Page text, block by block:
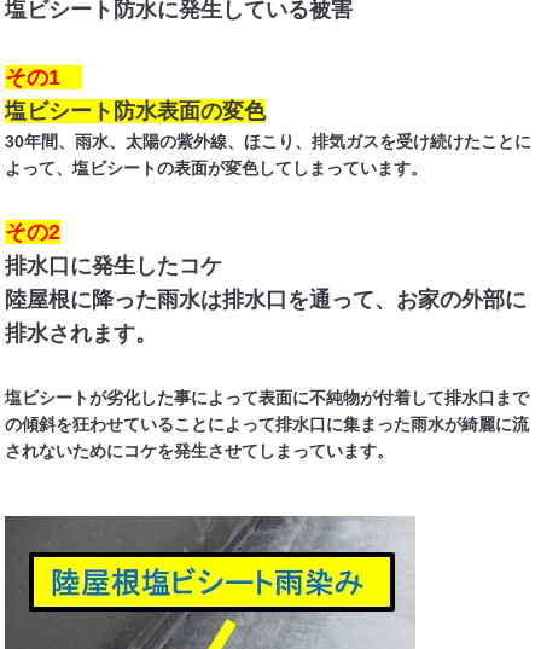
塩ビシート防水に発生している被害
その1
塩ビシート防水表面の変色
30年間、雨水、太陽の紫外線、ほこり、排気ガスを受け続けたことに
よって、塩ビシートの表面が変色してしまっています。
その2
排水口に発生したコケ
陸屋根に降った雨水は排水口を通って、お家の外部に
排水されます。
塩ビシートが劣化した事によって表面に不純物が付着して排水口まで
の傾斜を狂わせていることによって排水口に集まった雨水が綺麗に流
されないためにコケを発生させてしまっています。